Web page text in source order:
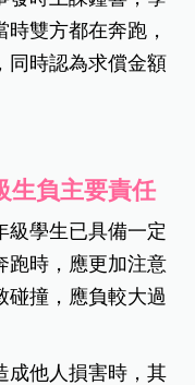
雙方都在奔跑，
同時認為求償金額
生負主要責任
級學生已具備一定
跑時，應更加注意
碰撞，應負較大過
成他人損害時，其